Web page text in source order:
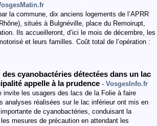
la commune, dix anciens logements de l’APRR
situés à Bulgnéville, place du Remoirupt,
Ils accueilleront, d’ici le mois de décembre, les
et leurs familles. Coût total de l’opération :
cyanobactéries détectées dans un lac
appelle à la prudence - VosgesInfo.fr
invite les usagers des lacs de la Folie à faire
analyses réalisées sur le lac inférieur ont mis en
de cyanobactéries, conduisant la
mesures de précaution en attendant les